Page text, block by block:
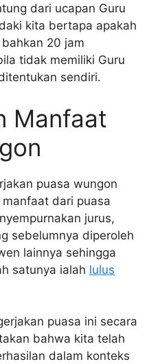
dari ucapan Guru
kita bertapa apakah
20 jam
tidak memiliki Guru
sendiri.
Manfaat
puasa wungon
dari puasa
jurus,
sebelumnya diperoleh
lainnya sehingga
satunya ialah lulus
puasa ini secara
bahwa kita telah
dalam konteks